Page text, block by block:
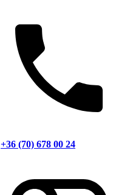
+36 (70) 678 00 24